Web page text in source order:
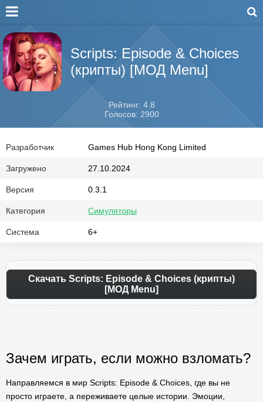
Scripts: Episode & Choices
(крипты) [МОД Menu]
Рейтинг: 4.8
Голосов: 2900
Разработчик Games Hub Hong Kong Limited
Загружено 27.10.2024
Версия 0.3.1
Категория Симуляторы
Система 6+
Скачать Scripts: Episode & Choices (крипты)
[МОД Menu]
Зачем играть, если можно взломать?
Направляемся в мир Scripts: Episode & Choices, где вы не
просто играете, а переживаете целые истории. Эмоции,